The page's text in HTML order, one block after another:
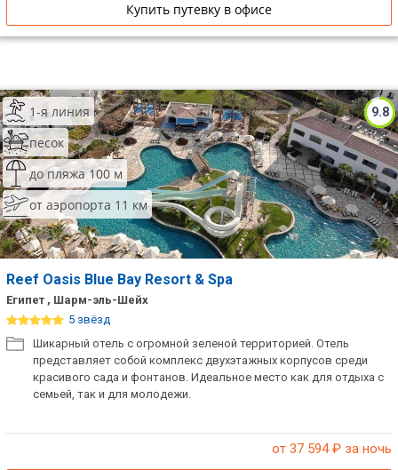
Купить путевку в офисе
9.8
1-я линия
песок
до пляжа 100 м
от аэропорта 11 км
Reef Oasis Blue Bay Resort & Spa
Египет , Шарм-эль-Шейх
5 звёзд
Шикарный отель с огромной зеленой территорией. Отель
представляет собой комплекс двухэтажных корпусов среди
красивого сада и фонтанов. Идеальное место как для отдыха с
семьей, так и для молодежи.
от 37 594₽ за ночь